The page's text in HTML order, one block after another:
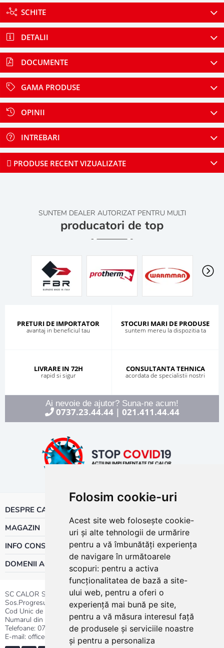
Folosim cookie-uri
Acest site web folosește cookie-
uri și alte tehnologii de urmărire
pentru a vă îmbunătăți experiența
de navigare în următoarele
scopuri: pentru a activa
funcționalitatea de bază a site-
ului web, pentru a oferi o
experiență mai bună pe site,
pentru a vă măsura interesul față
de produsele și serviciile noastre
și pentru a personaliza
SCHITE
DETALII
DOCUMENTE
GAMA PRODUSE
OPINII
INTREBARI
PRODUSE RECENT VIZUALIZATE
SUNTEM DEALER AUTORIZAT PENTRU MULTI
producatori de top
PRETURI DE IMPORTATOR
avantaj in beneficiul tau
STOCURI MARI DE PRODUSE
suntem mereu la dispozitia ta
LIVRARE IN 72H
rapid si sigur
CONSULTANTA TEHNICA
acordata de specialistii nostri
Ai nevoie de ajutor? Suna-ne acum!
0737.23.44.44| 021.411.44.44
DESPRE CALOR
MAGAZIN
INFO CONSUMATOR
DOMENII ACTIVITATE
SC CALOR SRL
Sos.Progresului nr.30-40, Sector 5, Bucuresti
Cod Unic de Inregistrare: RO 3004724
Numarul din Registrul Comertului:J40/13176/1991
Telefoane: 0737.23.44.44|021.411.44.44
E-mail: office@calor.ro